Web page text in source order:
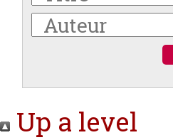
Up a level